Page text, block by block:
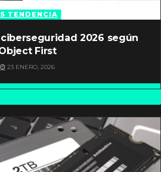
TENDENCIA
2026 según
First
23 ENERO, 2026